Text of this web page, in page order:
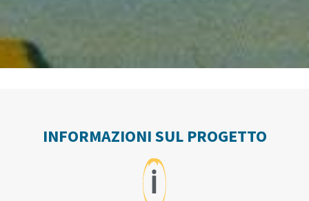
INFORMAZIONI SUL PROGETTO
ℹ️